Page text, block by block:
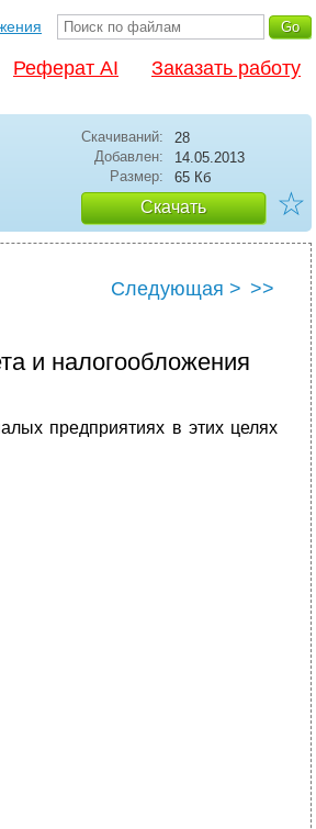
Реферат AI Заказать работу
Скачиваний:
28
Добавлен:
14.05.2013
Размер:
65 Кб
Скачать ☆
Следующая > >>
и налогообложения
предприятиях в этих целях